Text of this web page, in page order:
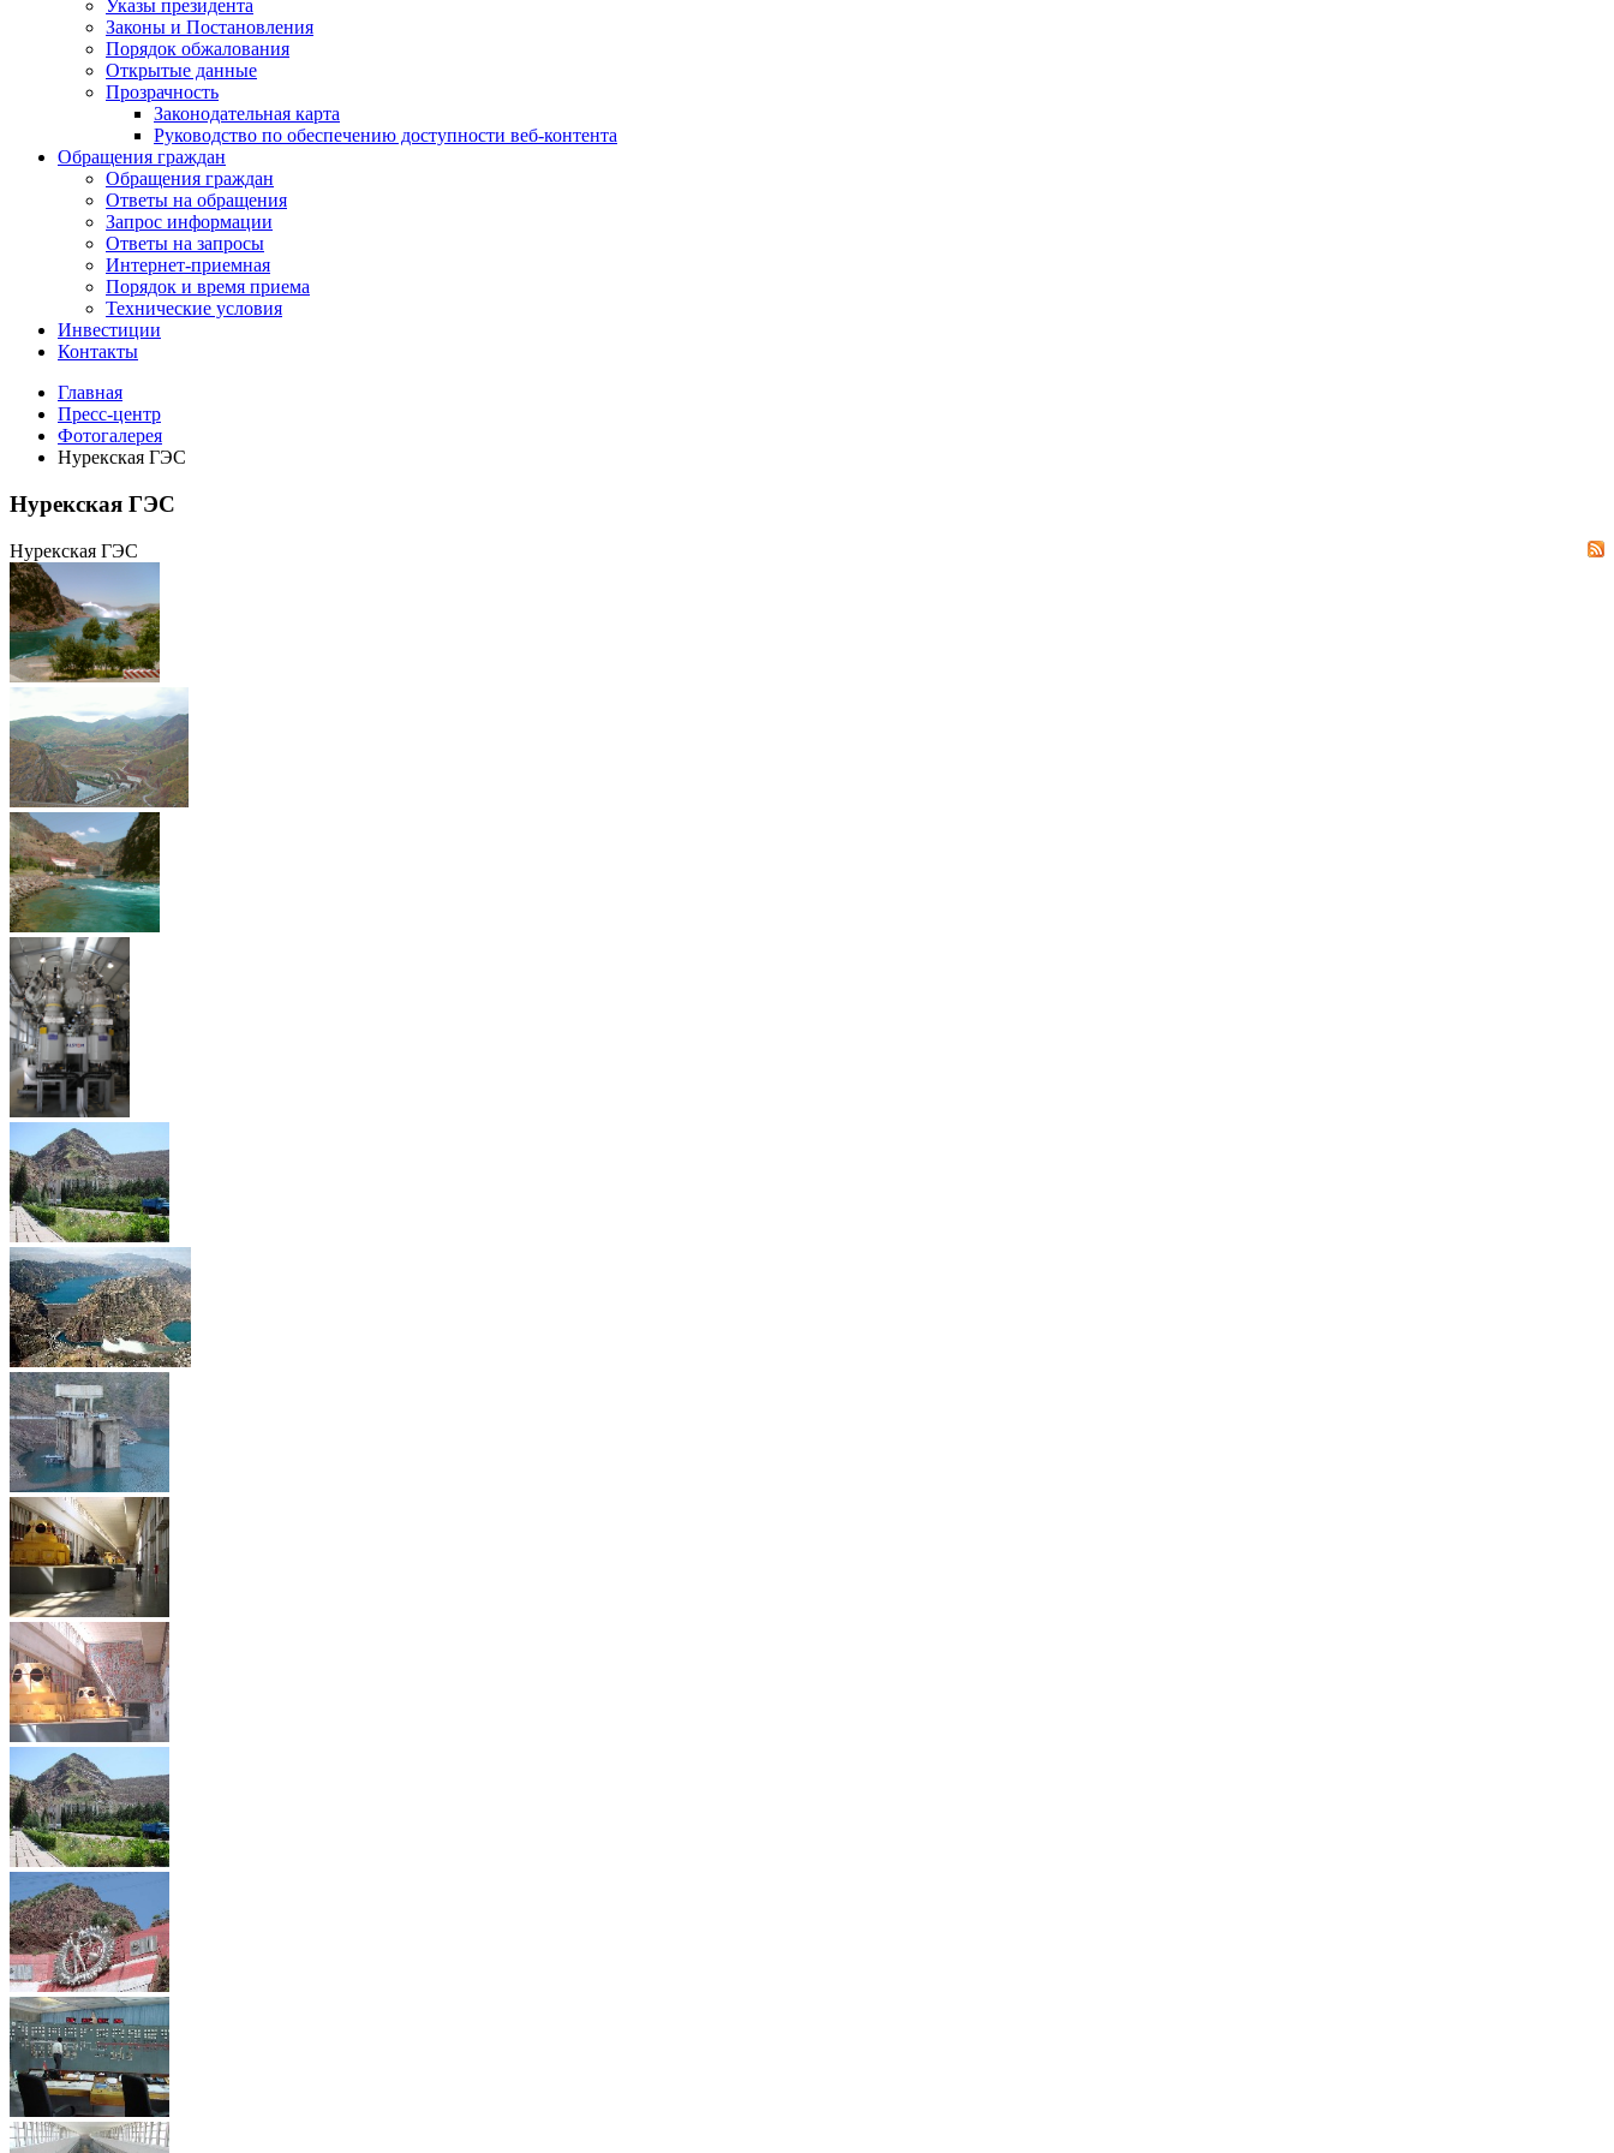
Указы президента
Законы и Постановления
Порядок обжалования
Открытые данные
Прозрачность
Законодательная карта
Руководство по обеспечению доступности веб-контента
Обращения граждан
Обращения граждан
Ответы на обращения
Запрос информации
Ответы на запросы
Интернет-приемная
Порядок и время приема
Технические условия
Инвестиции
Контакты
Главная
Пресс-центр
Фотогалерея
Нурекская ГЭС
Нурекская ГЭС
Нурекская ГЭС